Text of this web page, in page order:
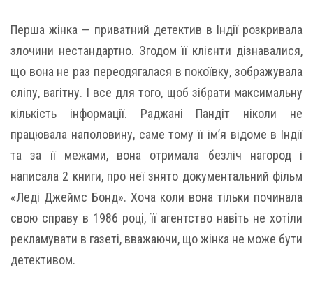
Перша жінка — приватний детектив в Індії розкривала
злочини нестандартно. Згодом її клієнти дізнавалися,
що вона не раз переодягалася в покоївку, зображувала
сліпу, вагітну. І все для того, щоб зібрати максимальну
кількість інформації. Раджані Пандіт ніколи не
працювала наполовину, саме тому її ім’я відоме в Індії
та за її межами, вона отримала безліч нагород і
написала 2 книги, про неї знято документальний фільм
«Леді Джеймс Бонд». Хоча коли вона тільки починала
свою справу в 1986 році, її агентство навіть не хотіли
рекламувати в газеті, вважаючи, що жінка не може бути
детективом.